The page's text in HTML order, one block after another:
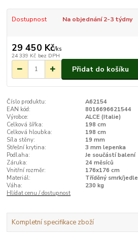
Dostupnost Na objednání 2-3 týdny
29 450 Kč/ks
24 339 Kč bez DPH
Přidat do košíku
Číslo produktu:
A62154
EAN kód:
8016696621544
Výrobce:
ALCE (Italie)
Celková šířka:
198 cm
Celková hloubka:
198 cm
Síla stěny:
19 mm
Střešní krytina:
3 mm lepenka
Podlaha:
Je součástí balení
Záruka:
24 měsíců
Vnitřní rozměr:
176x176 cm
Materiál:
Tříděný smrk/jedle
Váha:
230 kg
Hlídat cenu / dostupnost
Kompletní specifikace zboží